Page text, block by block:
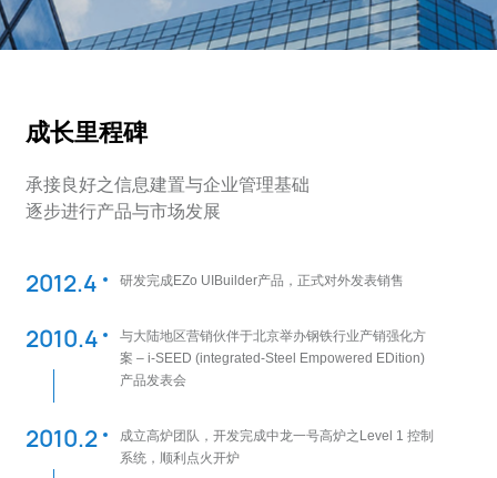
成长里程碑
承接良好之信息建置与企业管理基础
逐步进行产品与市场发展
2012.4 研发完成EZo UIBuilder产品，正式对外发表销售
2010.4
与大陆地区营销伙伴于北京举办钢铁行业产销强化方
案 – i-SEED (integrated-Steel Empowered EDition)
产品发表会
2010.2
成立高炉团队，开发完成中龙一号高炉之Level 1 控制
系统，顺利点火开炉